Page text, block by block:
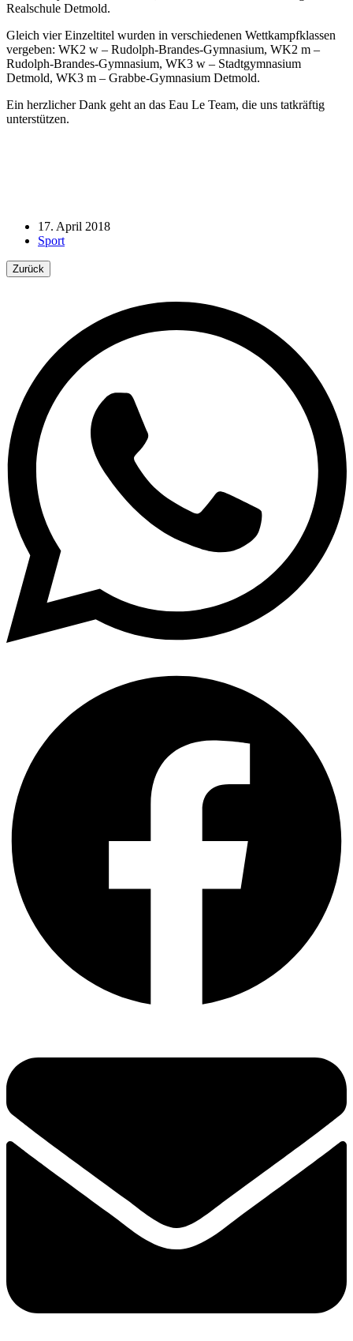
Realschule Detmold.
Gleich vier Einzeltitel wurden in verschiedenen Wettkampfklassen
vergeben: WK2 w – Rudolph-Brandes-Gymnasium, WK2 m –
Rudolph-Brandes-Gymnasium, WK3 w – Stadtgymnasium
Detmold, WK3 m – Grabbe-Gymnasium Detmold.
Ein herzlicher Dank geht an das Eau Le Team, die uns tatkräftig
unterstützen.
17. April 2018
Sport